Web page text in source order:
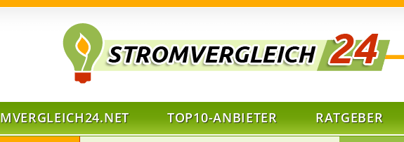
TOP10-ANBIETER RATGEBER